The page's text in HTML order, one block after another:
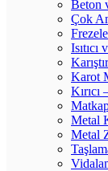
Beton
Çok
Karot
Metal
Metal